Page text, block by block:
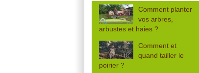
Comment planter
vos arbres,
arbustes et haies ?
Comment et
quand tailler le
poirier ?